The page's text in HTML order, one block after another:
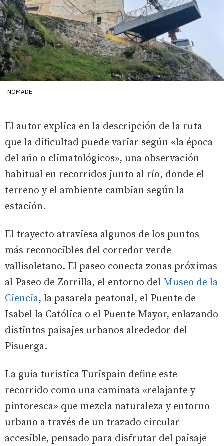
NOMADE
El autor explica en la descripción de la ruta
que la dificultad puede variar según «la época
del año o climatológicos», una observación
habitual en recorridos junto al río, donde el
terreno y el ambiente cambian según la
estación.
El trayecto atraviesa algunos de los puntos
más reconocibles del corredor verde
vallisoletano. El paseo conecta zonas próximas
al Paseo de Zorrilla, el entorno del Museo de la
Ciencia, la pasarela peatonal, el Puente de
Isabel la Católica o el Puente Mayor, enlazando
distintos paisajes urbanos alrededor del
Pisuerga.
La guía turística Turispain define este
recorrido como una caminata «relajante y
pintoresca» que mezcla naturaleza y entorno
urbano a través de un trazado circular
accesible, pensado para disfrutar del paisaje